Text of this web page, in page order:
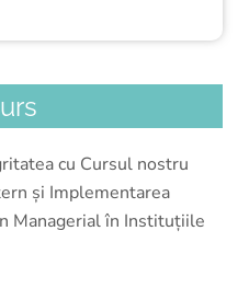
cu Cursul nostru
și Implementarea
Managerial în Instituțiile